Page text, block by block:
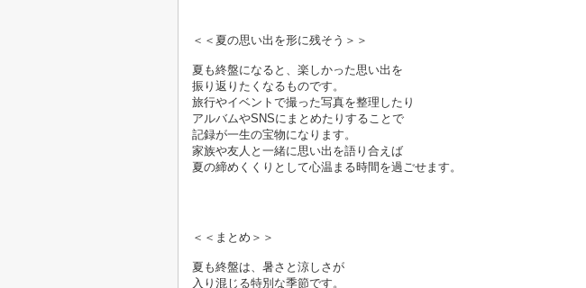
＜＜夏の思い出を形に残そう＞＞
夏も終盤になると、楽しかった思い出を
振り返りたくなるものです。
旅行やイベントで撮った写真を整理したり
アルバムやSNSにまとめたりすることで
記録が一生の宝物になります。
家族や友人と一緒に思い出を語り合えば
夏の締めくくりとして心温まる時間を過ごせます。
夏も終盤は、暑さと涼しさが
入り混じる特別な季節です。